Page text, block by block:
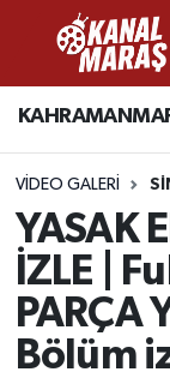
VIDEO GALERI
YASAK
İZLE |
PARÇA
Bölüm
CANLI
GÜNCEL
SPOR
SİYASET
Süper Lig